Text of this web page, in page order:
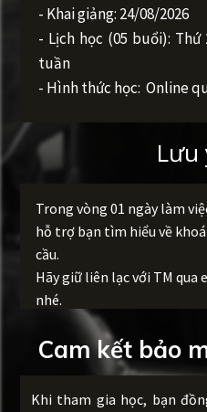
- Khai giảng: 24/08/2026
- Lịch học (05 buổi): Thứ
tuần
- Hình thức học: Online
Lưu
Trong vòng 01 ngày làm
hỗ trợ bạn tìm hiểu về
cầu.
Hãy giữ liên lạc với TM
nhé.
Khi tham gia học, bạn
Cam kết bảo